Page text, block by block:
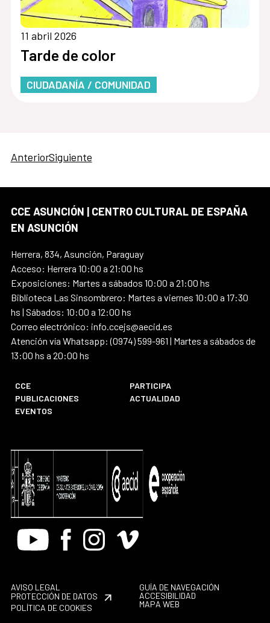
11 abril 2026
Tarde de color
CIUDADANÍA / COMUNIDAD
AnteriorSiguiente
CCE ASUNCIÓN | CENTRO CULTURAL DE ESPAÑA
EN ASUNCIÓN
Herrera, 834, Asunción, Paraguay
Acceso: Herrera 10:00 a 21:00 hs
Exposiciones: Martes a sábados 10:00 a 21:00 hs
Biblioteca Las Sinsombrero: Martes a viernes 10:00 a 17:30
hs | Sábados: 10:00 a 12:00 hs
Correo electrónico: info.ccejs@aecid.es
Atención vía Whatsapp: (0974) 599-961 | Martes a sábados de
13:00 hs a 20:00 hs
CCE
PARTICIPA
PUBLICACIONES
ACTUALIDAD
EVENTOS
Youtube FacebookInstagram
Vimeo
AVISO LEGAL
PROTECCIÓN DE DATOS
POLÍTICA DE COOKIES
GUÍA DE NAVEGACIÓN
ACCESIBILIDAD
MAPA WEB